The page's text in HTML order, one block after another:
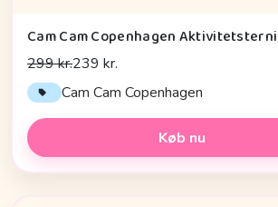
299 kr.239 kr.
Cam Cam Copenhagen
Køb nu